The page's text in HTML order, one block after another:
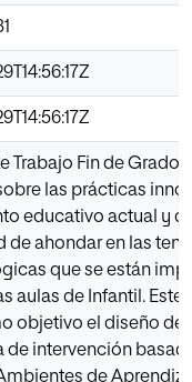
Trabajo Fin de Grado
las prácticas
educativo actual y
de ahondar en las
que se están
aulas de Infantil.
objetivo el diseño de
de intervención
de